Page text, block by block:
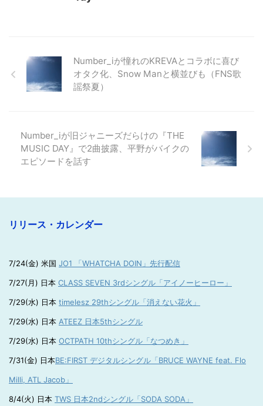
Number_iが憧れのKREVAとコラボに喜び
オタク化、Snow Manと横並びも（FNS歌
謡祭夏）
Number_iが旧ジャニーズだらけの『THE
MUSIC DAY』で2曲披露、平野がバイクの
エピソードを話す
リリース・カレンダー
7/24(金) 米国 JO1 「WHATCHA DOIN」先行配信
7/27(月) 日本 CLASS SEVEN 3rdシングル「アイノーヒーロー」
7/29(水) 日本 timelesz 29thシングル「消えない花火」
7/29(水) 日本 ATEEZ 日本5thシングル
7/29(水) 日本 OCTPATH 10thシングル「なつめき」
7/31(金) 日本BE:FIRST デジタルシングル「BRUCE WAYNE feat. Flo
Milli, ATL Jacob」
8/4(火) 日本 TWS 日本2ndシングル「SODA SODA」